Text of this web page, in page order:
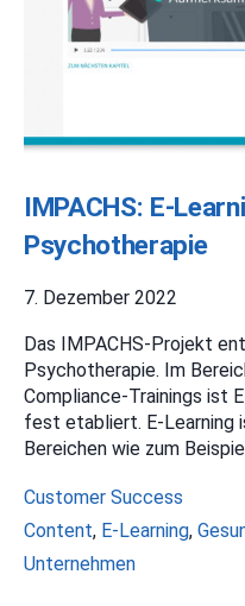
IMPACHS: E-
Psychotherapie
7. Dezember 2022
Das IMPACHS-Projekt
Psychotherapie. Im
Compliance-Trainings ist
fest etabliert. E-Learning
Bereichen wie zum
Kategorien
Customer Success
Schlagwörter
Content, E-Learning,
Unternehmen